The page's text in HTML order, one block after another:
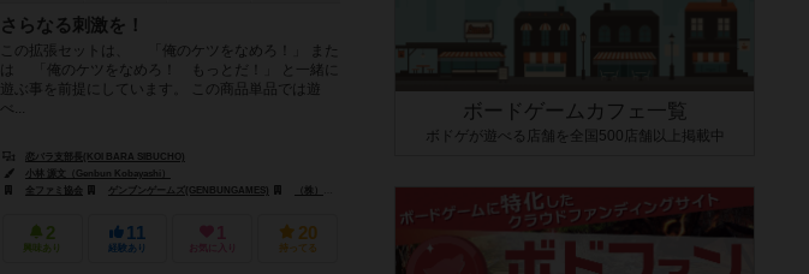
さらなる刺激を！
この拡張セットは、 「俺のケツをなめろ！」 また
は 「俺のケツをなめろ！ もっとだ！」 と一緒に
遊ぶ事を前提にしています。 この商品単品では遊
べ...
恋バラ支部長(KOI BARA SIBUCHO)
小林 源文（Genbun Kobayashi）
全ファミ協会
ゲンブンゲームズ(GENBUNGAMES) （株）スマッシュ(KABUSHIKIKAISHA SUMASSHU)
2
興味あり
11
経験あり
1
お気に入り
20
持ってる
ボードゲームカフェ一覧
ボドゲが遊べる店舗を全国500店舗以上掲載中